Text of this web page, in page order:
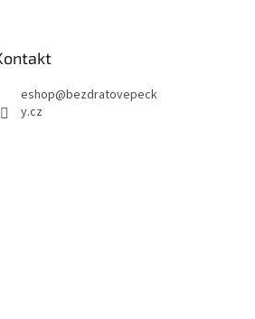
eshop@bezdratovepeck
y.cz